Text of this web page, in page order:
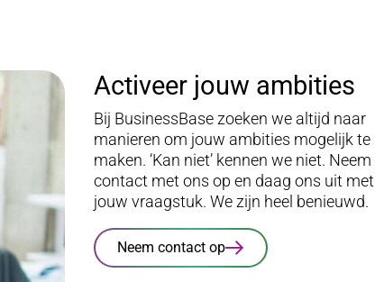
Activeer jouw ambities
Bij BusinessBase zoeken we altijd naar
manieren om jouw ambities mogelijk te
maken. ‘Kan niet’ kennen we niet. Neem
contact met ons op en daag ons uit met
jouw vraagstuk. We zijn heel benieuwd.
Neem contact op